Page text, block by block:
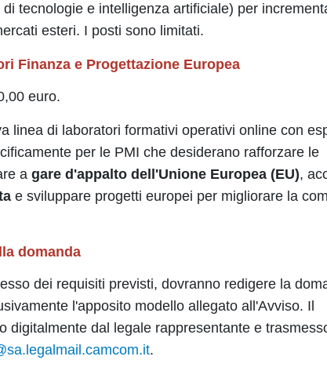
tecnologie e intelligenza artificiale) per
esteri. I posti sono limitati.
Finanza e Progettazione Europea
euro.
linea di laboratori formativi operativi online con
per le PMI che desiderano rafforzare le
a gare d'appalto dell'Unione Europea (EU),
e sviluppare progetti europei per migliorare la
domanda
dei requisiti previsti, dovranno redigere la
l'apposito modello allegato all'Avviso. Il
digitalmente dal legale rappresentante e
.